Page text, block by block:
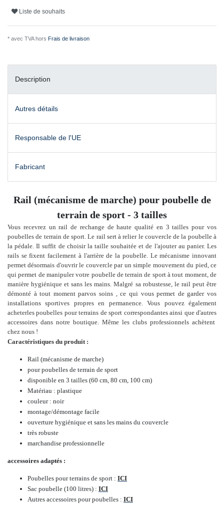
Liste de souhaits
* avec TVA hors Frais de livraison
Description
Autres détails
Responsable de l'UE
Fabricant
Rail (mécanisme de marche) pour poubelle de
terrain de sport - 3 tailles
Vous recevrez un rail de rechange de haute qualité en 3 tailles pour vos
poubelles de terrain de sport. Le rail sert à relier le couvercle de la poubelle à
la pédale.Il suffit de choisir la taille souhaitée et de l'ajouter au panier.Les
rails se fixent facilement à l'arrière de la poubelle. Le mécanisme innovant
permet désormais d'ouvrir le couvercle par un simple mouvement du pied, ce
qui permet de manipuler votre poubelle de terrain de sport à tout moment, de
manière hygiénique et sans les mains. Malgré sa robustesse, le rail peut être
démonté à tout moment parvos soins , ce qui vous permet de garder vos
installations sportives propres en permanence.Vous pouvez également
acheterles poubelles pour terrains de sport correspondantes ainsi que d'autres
accessoires dans notre boutique. Même les clubs professionnels achètent
chez nous !
Caractéristiques du produit :
Rail (mécanisme de marche)
pour poubelles de terrain de sport
disponible en 3 tailles (60 cm, 80 cm, 100 cm)
Matériau : plastique
couleur : noir
montage/démontage facile
ouverture hygiénique et sans les mains du couvercle
très robuste
marchandise professionnelle
accessoires adaptés :
Poubelles pour terrains de sport : ICI
Sac poubelle (100 litres) : ICI
Autres accessoires pour poubelles : ICI